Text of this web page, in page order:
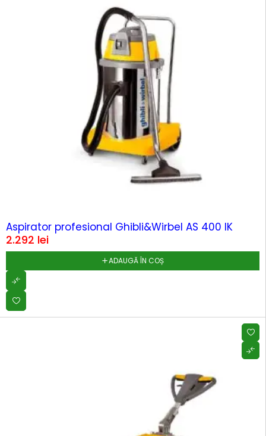
Aspirator profesional Ghibli&Wirbel AS 400 IK
2.292 lei
ADAUGĂ ÎN COȘ